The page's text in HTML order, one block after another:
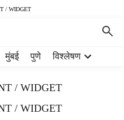
/ WIDGET
मुंबई पुणे विश्लेषण
/ WIDGET
/ WIDGET